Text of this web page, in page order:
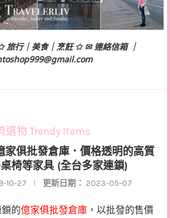
旅行｜美食｜烹飪 ✩ ✉ 連絡信箱 ｜
選物 Trendy Items
家俱批發倉庫．價格透明的高質
椅等家具 (全台多家連鎖)
10-27 更新日期： 2023-05-07
的億家俱批發倉庫 ，以批發的售價